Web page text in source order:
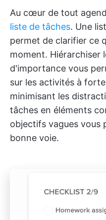
Au cœur de tout
liste de tâches. Une
permet de clarifier ce
moment. Hiérarchiser
d'importance vous
sur les activités à
minimisant les
tâches en éléments
objectifs vagues vous
bonne voie.